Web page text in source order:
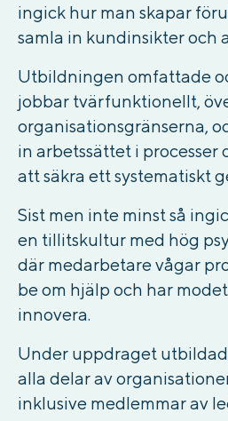
ingick hur man skapar
samla in kundinsikter och
Utbildningen omfattade
jobbar tvärfunktionellt,
organisationsgränserna,
in arbetssättet i processer
att säkra ett systematiskt
Sist men inte minst så
en tillitskultur med hög
där medarbetare vågar
be om hjälp och har
innovera.
Under uppdraget
alla delar av
inklusive medlemmar av